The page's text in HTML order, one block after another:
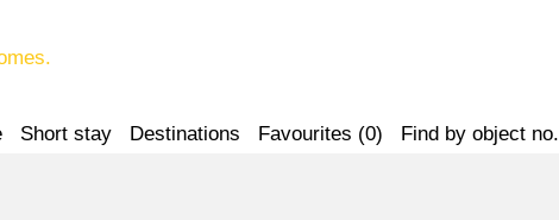
Short stay Destinations Favourites (0) Find by object no.